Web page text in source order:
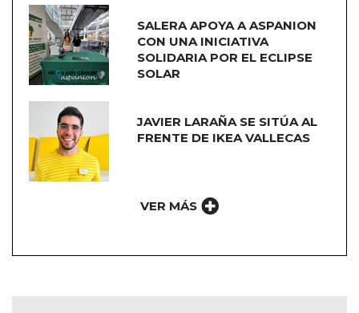
SALERA APOYA A ASPANION
CON UNA INICIATIVA
SOLIDARIA POR EL ECLIPSE
SOLAR
JAVIER LARAÑA SE SITÚA AL
FRENTE DE IKEA VALLECAS
VER MÁS